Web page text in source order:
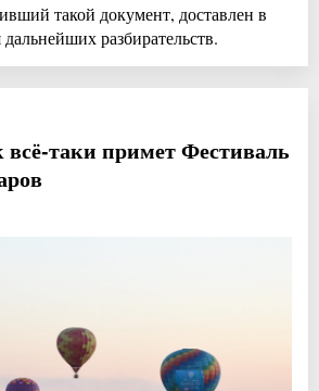
такой документ, доставлен в
разбирательств.
таки примет Фестиваль